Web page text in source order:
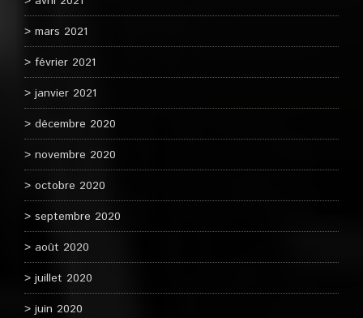
mars 2021
février 2021
janvier 2021
décembre 2020
novembre 2020
octobre 2020
septembre 2020
août 2020
juillet 2020
juin 2020